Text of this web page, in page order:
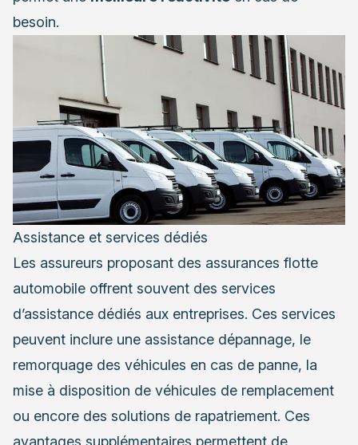
besoin.
Assistance et services dédiés
Les assureurs proposant des assurances flotte
automobile offrent souvent des services
d’assistance dédiés aux entreprises. Ces services
peuvent inclure une assistance dépannage, le
remorquage des véhicules en cas de panne, la
mise à disposition de véhicules de remplacement
ou encore des solutions de rapatriement. Ces
avantages supplémentaires permettent de